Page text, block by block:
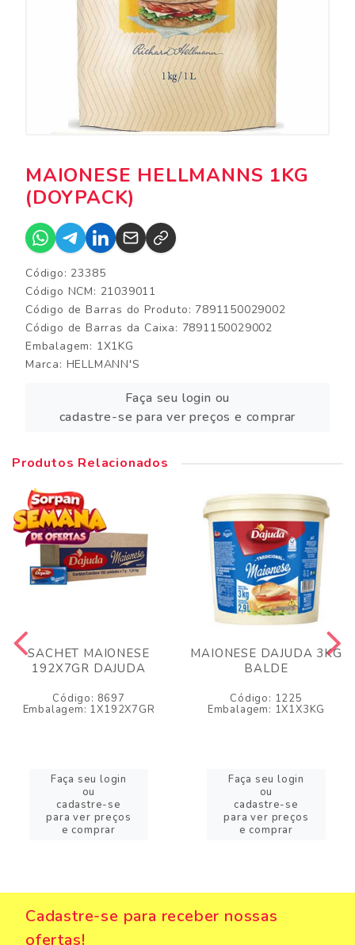
MAIONESE HELLMANNS 1KG
(DOYPACK)
Código: 23385
Código NCM: 21039011
Código de Barras do Produto: 7891150029002
Código de Barras da Caixa: 7891150029002
Embalagem: 1X1KG
Marca: HELLMANN'S
Faça seu login ou
cadastre-se para ver preços e comprar
Produtos Relacionados
SACHET MAIONESE
192X7GR DAJUDA
Código: 8697
Embalagem: 1X192X7GR
Faça seu login
ou
cadastre-se
para ver preços
e comprar
MAIONESE DAJUDA 3KG
BALDE
Código: 1225
Embalagem: 1X1X3KG
Faça seu login
ou
cadastre-se
para ver preços
e comprar
Cadastre-se para receber nossas
ofertas!